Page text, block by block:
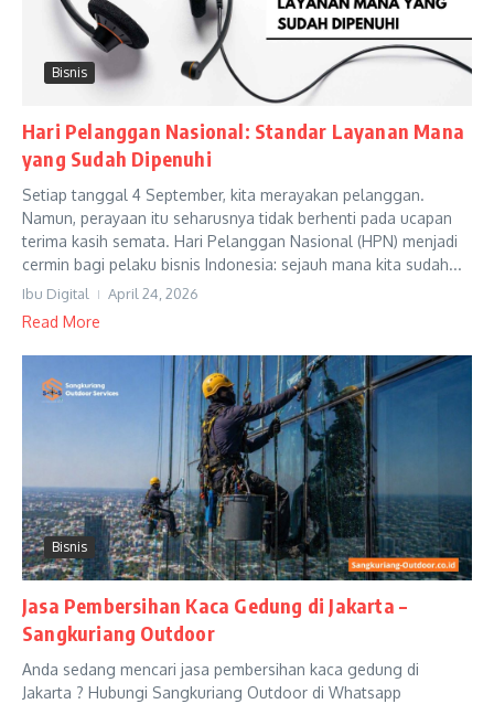
Bisnis
Hari Pelanggan Nasional: Standar Layanan Mana
yang Sudah Dipenuhi
Setiap tanggal 4 September, kita merayakan pelanggan.
Namun, perayaan itu seharusnya tidak berhenti pada ucapan
terima kasih semata. Hari Pelanggan Nasional (HPN) menjadi
cermin bagi pelaku bisnis Indonesia: sejauh mana kita sudah...
Ibu Digital April 24, 2026
Read More
Bisnis
Jasa Pembersihan Kaca Gedung di Jakarta –
Sangkuriang Outdoor
Anda sedang mencari jasa pembersihan kaca gedung di
Jakarta ? Hubungi Sangkuriang Outdoor di Whatsapp